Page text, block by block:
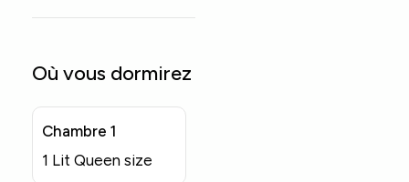
Où vous dormirez
Chambre 1
1 Lit Queen size